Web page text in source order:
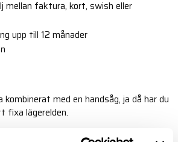
mellan faktura, kort, swish eller
upp till 12 månader
kombinerat med en handsåg, ja då har du
fixa lägerelden.